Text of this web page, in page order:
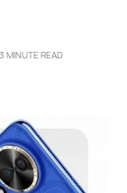
3 MINUTE READ